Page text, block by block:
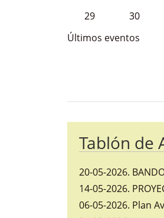
29 30
Últimos eventos
Tablón de
20-05-2026.
14-05-2026.
06-05-2026. Plan